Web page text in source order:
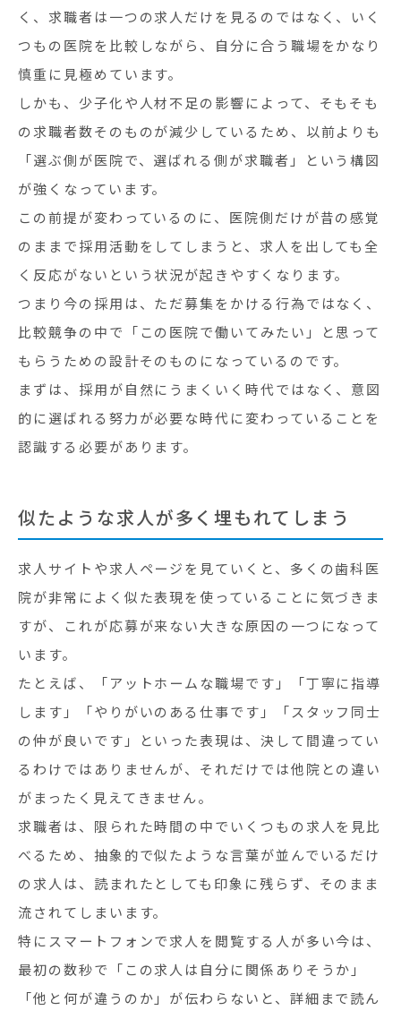
く、求職者は一つの求人だけを見るのではなく、いく
つもの医院を比較しながら、自分に合う職場をかなり
慎重に見極めています。
しかも、少子化や人材不足の影響によって、そもそも
の求職者数そのものが減少しているため、以前よりも
「選ぶ側が医院で、選ばれる側が求職者」という構図
が強くなっています。
この前提が変わっているのに、医院側だけが昔の感覚
のままで採用活動をしてしまうと、求人を出しても全
く反応がないという状況が起きやすくなります。
つまり今の採用は、ただ募集をかける行為ではなく、
比較競争の中で「この医院で働いてみたい」と思って
もらうための設計そのものになっているのです。
まずは、採用が自然にうまくいく時代ではなく、意図
的に選ばれる努力が必要な時代に変わっていることを
認識する必要があります。
似たような求人が多く埋もれてしまう
求人サイトや求人ページを見ていくと、多くの歯科医
院が非常によく似た表現を使っていることに気づきま
すが、これが応募が来ない大きな原因の一つになって
います。
たとえば、「アットホームな職場です」「丁寧に指導
します」「やりがいのある仕事です」「スタッフ同士
の仲が良いです」といった表現は、決して間違ってい
るわけではありませんが、それだけでは他院との違い
がまったく見えてきません。
求職者は、限られた時間の中でいくつもの求人を見比
べるため、抽象的で似たような言葉が並んでいるだけ
の求人は、読まれたとしても印象に残らず、そのまま
流されてしまいます。
特にスマートフォンで求人を閲覧する人が多い今は、
最初の数秒で「この求人は自分に関係ありそうか」
「他と何が違うのか」が伝わらないと、詳細まで読ん